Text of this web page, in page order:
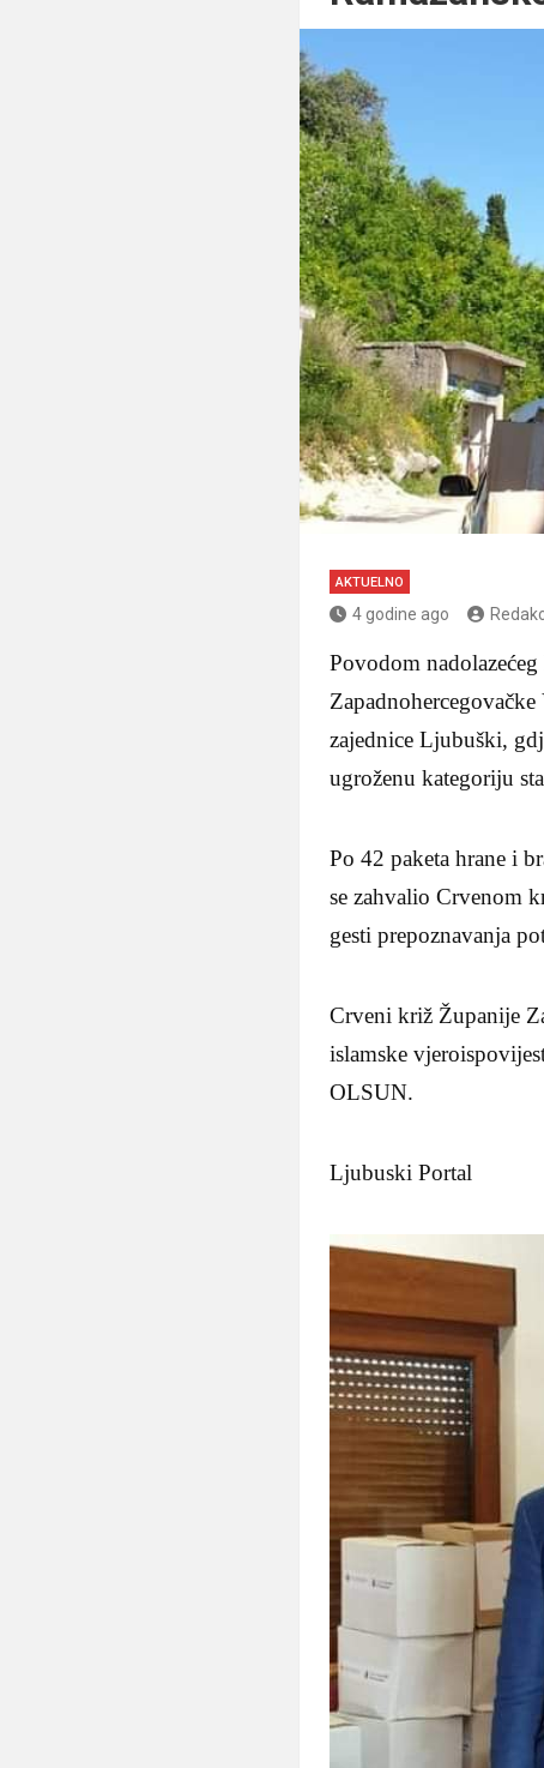
AKTUELNO
4 godine ago
Povodom
zajednice Ljubuški,
ugroženu kategoriju
Po 42 paketa hrane i
se zahvalio Crvenom
gesti prepoznavanja
Crveni križ Županije
islamske
OLSUN.
Ljubuski Portal